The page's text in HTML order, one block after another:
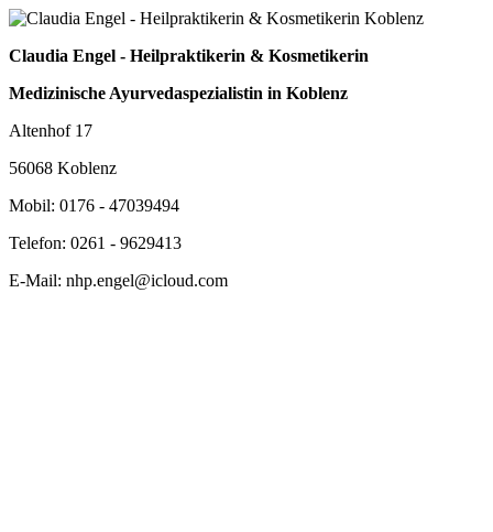
Claudia Engel - Heilpraktikerin & Kosmetikerin
Medizinische Ayurvedaspezialistin in Koblenz
Altenhof 17
56068 Koblenz
Mobil: 0176 - 47039494
Telefon: 0261 - 9629413
E-Mail: nhp.engel@icloud.com